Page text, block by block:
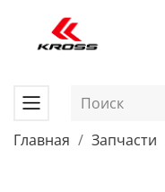
Главная Запчасти